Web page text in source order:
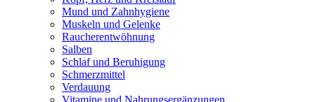
Mund und Zahnhygiene
Muskeln und Gelenke
Raucherentwöhnung
Salben
Schlaf und Beruhigung
Schmerzmittel
Verdauung
Vitamine und Nahrungsergänzungen